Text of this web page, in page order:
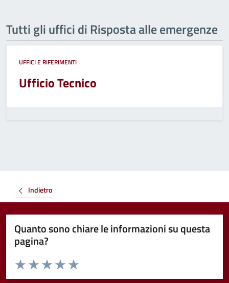
Tutti gli uffici di Risposta alle emergenze
UFFICI E RIFERIMENTI
Ufficio Tecnico
Indietro
Quanto sono chiare le informazioni su questa
pagina?
Valuta da 1 a 5 stelle la pagina
Valuta 5 stelle su 5
Valuta 4 stelle su 5
Valuta 3 stelle su 5
Valuta 2 stelle su 5
Valuta 1 stelle su 5